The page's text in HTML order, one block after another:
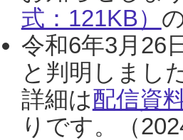
式：121KB）
令和6年3月26
と判明しまし
詳細は配信資
りです。（